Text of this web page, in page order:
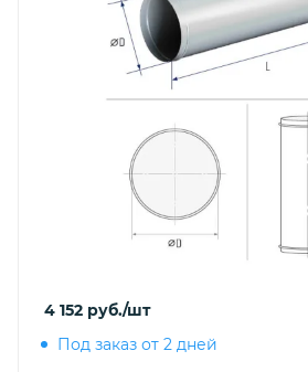
4 152 руб./шт
Под заказ от 2 дней